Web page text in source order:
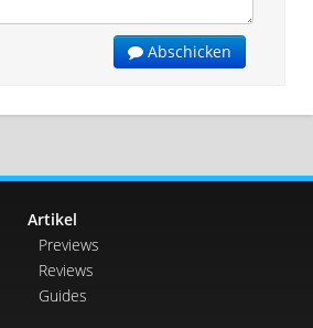
Abschicken
Artikel
Previews
Reviews
Guides